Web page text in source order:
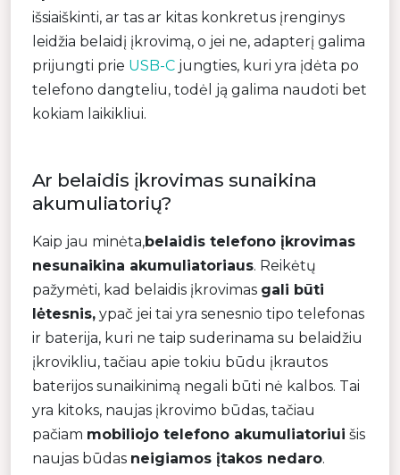
išsiaiškinti, ar tas ar kitas konkretus įrenginys
leidžia belaidį įkrovimą, o jei ne, adapterį galima
prijungti prie USB-C jungties, kuri yra įdėta po
telefono dangteliu, todėl ją galima naudoti bet
kokiam laikikliui.
Ar belaidis įkrovimas sunaikina
akumuliatorių?
Kaip jau minėta,belaidis telefono įkrovimas
nesunaikina akumuliatoriaus. Reikėtų
pažymėti, kad belaidis įkrovimas gali būti
lėtesnis, ypač jei tai yra senesnio tipo telefonas
ir baterija, kuri ne taip suderinama su belaidžiu
įkrovikliu, tačiau apie tokiu būdu įkrautos
baterijos sunaikinimą negali būti nė kalbos. Tai
yra kitoks, naujas įkrovimo būdas, tačiau
pačiam mobiliojo telefono akumuliatoriui šis
naujas būdas neigiamos įtakos nedaro.